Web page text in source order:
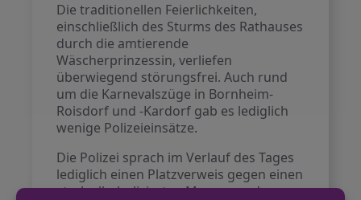
Die traditionellen Feierlichkeiten,
einschließlich des Sturms des Rathauses
durch die amtierende
Wäscherprinzessin, verliefen
überwiegend störungsfrei. Auch rund
um die Karnevalszüge in Bornheim-
Roisdorf und -Kardorf gab es lediglich
wenige Polizeieinsätze.
Die Polizei sprach im Verlauf des Tages
lediglich einen Platzverweis gegen einen
stark alkoholisierten Mann aus, der